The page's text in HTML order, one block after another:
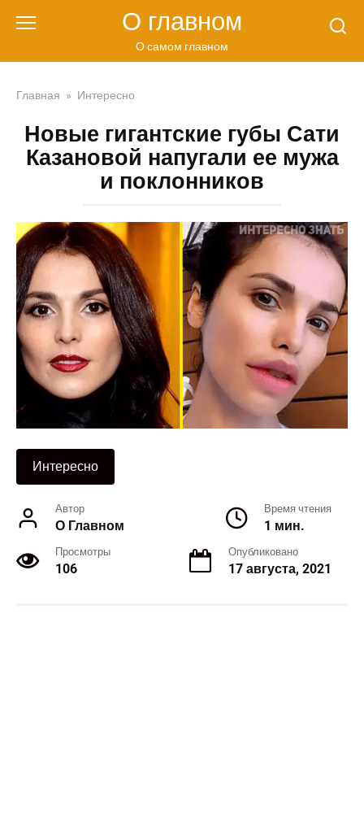
О главном
О самом главном
Главная » Интересно
Новые гигантские губы Сати
Казановой напугали ее мужа
и поклонников
Интересно
Автор
О Главном
Время чтения
1 мин.
Просмотры
106
Опубликовано
17 августа, 2021